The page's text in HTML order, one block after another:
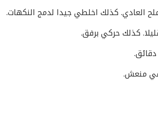
العادي. كذلك اخلطي جيدا لدمج النكهات.
كذلك حركي برفق.
دقائق.
منعش.